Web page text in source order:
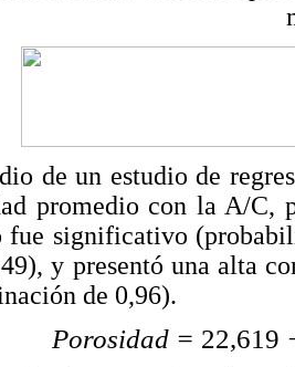
de un estudio de
promedio con la A/C,
fue significativo
y presentó una alta
de 0,96).
Porosidad = 22,619